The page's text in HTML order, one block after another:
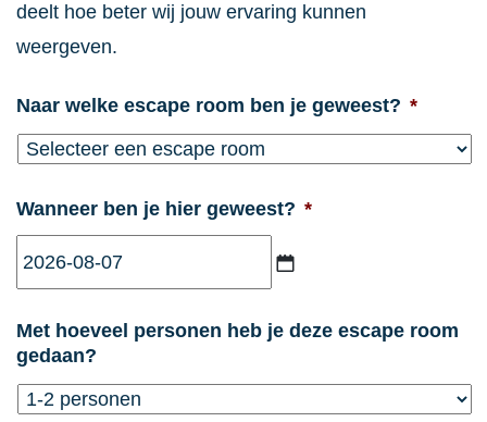
deelt hoe beter wij jouw ervaring kunnen
weergeven.
Naar welke escape room ben je geweest? *
Wanneer ben je hier geweest? *
dash
dash
Met hoeveel personen heb je deze escape room
gedaan?